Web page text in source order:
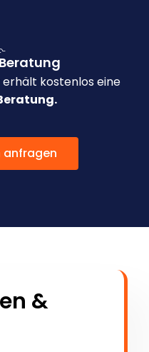
kostenlos eine
anfragen
&